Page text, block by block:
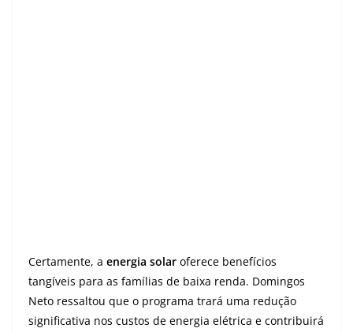
Certamente, a energia solar oferece benefícios
tangíveis para as famílias de baixa renda. Domingos
Neto ressaltou que o programa trará uma redução
significativa nos custos de energia elétrica e contribuirá